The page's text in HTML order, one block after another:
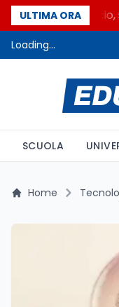
ULTIMA ORA
Riforma del
Loading...
SCUOLA
Home